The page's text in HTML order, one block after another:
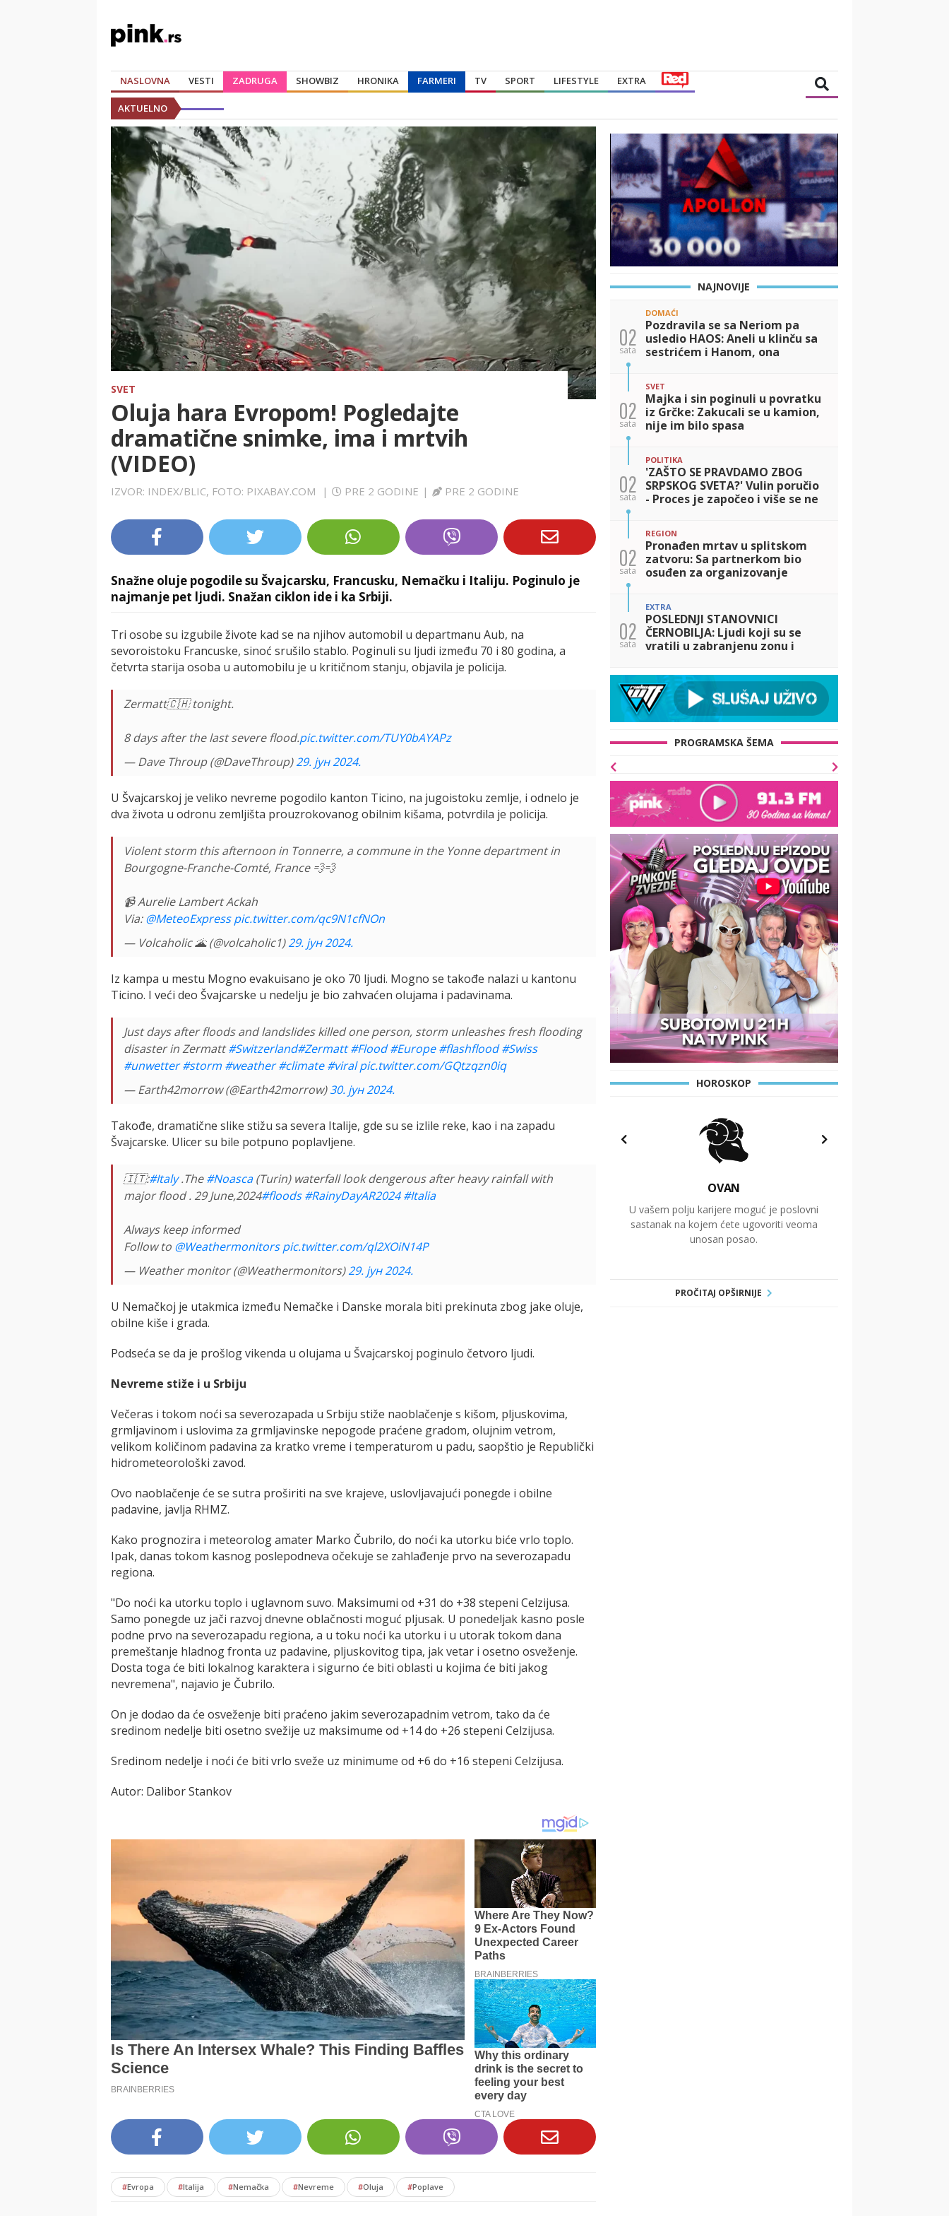
NASLOVNA VESTI ZADRUGA SHOWBIZ HRONIKA FARMERI TV SPORT LIFESTYLE EXTRA
AKTUELNO
SVET
Oluja hara Evropom! Pogledajte
dramatične snimke, ima i mrtvih
(VIDEO)
IZVOR: INDEX/BLIC, FOTO: PIXABAY.COM | PRE 2 GODINE | PRE 2 GODINE
Snažne oluje pogodile su Švajcarsku, Francusku, Nemačku i Italiju. Poginulo je
najmanje pet ljudi. Snažan ciklon ide i ka Srbiji.
Tri osobe su izgubile živote kad se na njihov automobil u departmanu Aub, na
sevoroistoku Francuske, sinoć srušilo stablo. Poginuli su ljudi između 70 i 80 godina, a
četvrta starija osoba u automobilu je u kritičnom stanju, objavila je policija.
Zermatt🇨🇭 tonight.
8 days after the last severe flood.pic.twitter.com/TUY0bAYAPz
— Dave Throup (@DaveThroup)29. јун 2024.
U Švajcarskoj je veliko nevreme pogodilo kanton Ticino, na jugoistoku zemlje, i odnelo je
dva života u odronu zemljišta prouzrokovanog obilnim kišama, potvrdila je policija.
Violent storm this afternoon in Tonnerre, a commune in the Yonne department in
Bourgogne-Franche-Comté, France 💨💨
📹 Aurelie Lambert Ackah
Via:@MeteoExpress pic.twitter.com/qc9N1cfNOn
— Volcaholic 🌋 (@volcaholic1)29. јун 2024.
Iz kampa u mestu Mogno evakuisano je oko 70 ljudi. Mogno se takođe nalazi u kantonu
Ticino. I veći deo Švajcarske u nedelju je bio zahvaćen olujama i padavinama.
Just days after floods and landslides killed one person, storm unleashes fresh flooding
disaster in Zermatt#Switzerland#Zermatt #Flood #Europe #flashflood #Swiss
#unwetter #storm #weather #climate #viral pic.twitter.com/GQtzqzn0iq
— Earth42morrow (@Earth42morrow)30. јун 2024.
Takođe, dramatične slike stižu sa severa Italije, gde su se izlile reke, kao i na zapadu
Švajcarske. Ulicer su bile potpuno poplavljene.
🇮🇹:#Italy.The#Noasca(Turin) waterfall look dengerous after heavy rainfall with
major flood . 29 June,2024#floods #RainyDayAR2024 #Italia
Always keep informed
Follow to @Weathermonitors pic.twitter.com/ql2XOiN14P
— Weather monitor (@Weathermonitors)29. јун 2024.
U Nemačkoj je utakmica između Nemačke i Danske morala biti prekinuta zbog jake oluje,
obilne kiše i grada.
Podseća se da je prošlog vikenda u olujama u Švajcarskoj poginulo četvoro ljudi.
Nevreme stiže i u Srbiju
Večeras i tokom noći sa severozapada u Srbiju stiže naoblačenje s kišom, pljuskovima,
grmljavinom i uslovima za grmljavinske nepogode praćene gradom, olujnim vetrom,
velikom količinom padavina za kratko vreme i temperaturom u padu, saopštio je Republički
hidrometeorološki zavod.
Ovo naoblačenje će se sutra proširiti na sve krajeve, uslovljavajući ponegde i obilne
padavine, javlja RHMZ.
Kako prognozira i meteorolog amater Marko Čubrilo, do noći ka utorku biće vrlo toplo.
Ipak, danas tokom kasnog poslepodneva očekuje se zahlađenje prvo na severozapadu
regiona.
"Do noći ka utorku toplo i uglavnom suvo. Maksimumi od +31 do +38 stepeni Celzijusa.
Samo ponegde uz jači razvoj dnevne oblačnosti moguć pljusak. U ponedeljak kasno posle
podne prvo na severozapadu regiona, a u toku noći ka utorku i u utorak tokom dana
premeštanje hladnog fronta uz padavine, pljuskovitog tipa, jak vetar i osetno osveženje.
Dosta toga će biti lokalnog karaktera i sigurno će biti oblasti u kojima će biti jakog
nevremena", najavio je Čubrilo.
On je dodao da će osveženje biti praćeno jakim severozapadnim vetrom, tako da će
sredinom nedelje biti osetno svežije uz maksimume od +14 do +26 stepeni Celzijusa.
Sredinom nedelje i noći će biti vrlo sveže uz minimume od +6 do +16 stepeni Celzijusa.
Autor: Dalibor Stankov
#Evropa #Italija #Nemačka #Nevreme #Oluja #Poplave
NAJNOVIJE
02
sata
DOMAĆI
Pozdravila se sa Neriom pa
usledio HAOS: Aneli u klinču sa
sestrićem i Hanom, ona
02
sata
SVET
Majka i sin poginuli u povratku
iz Grčke: Zakucali se u kamion,
nije im bilo spasa
02
sata
POLITIKA
'ZAŠTO SE PRAVDAMO ZBOG
SRPSKOG SVETA?' Vulin poručio
- Proces je započeo i više se ne
02
sata
REGION
Pronađen mrtav u splitskom
zatvoru: Sa partnerkom bio
osuđen za organizovanje
02
sata
EXTRA
POSLEDNJI STANOVNICI
ČERNOBILJA: Ljudi koji su se
vratili u zabranjenu zonu i
domove
PROGRAMSKA ŠEMA
HOROSKOP
OVAN
U vašem polju karijere moguć je poslovni
sastanak na kojem ćete ugovoriti veoma
unosan posao.
PROČITAJ OPŠIRNIJE